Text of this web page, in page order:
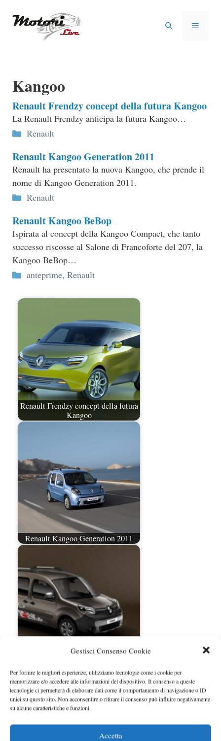
Gestisci Consenso Cookie
Per fornire le migliori esperienze, utilizziamo tecnologie come i cookie per
memorizzare e/o accedere alle informazioni del dispositivo. Il consenso a queste
tecnologie ci permetterà di elaborare dati come il comportamento di navigazione o ID
unici su questo sito. Non acconsentire o ritirare il consenso può influire negativamente
su alcune caratteristiche e funzioni.
Accetta
MENU
Kangoo
Renault Frendzy concept della futura Kangoo
La Renault Frendzy anticipa la futura Kangoo…
Categorie
Renault
Renault Kangoo Generation 2011
Renault ha presentato la nuova Kangoo, che prende il
nome di Kangoo Generation 2011.
Categorie
Renault
Renault Kangoo BeBop
Ispirata al concept della Kangoo Compact, che tanto
successo riscosse al Salone di Francoforte del 207, la
Kangoo BeBop…
Categorie
anteprime, Renault
Renault Frendzy concept della futura
Kangoo
Renault Kangoo Generation 2011
Renault Kangoo e Grand Kangoo